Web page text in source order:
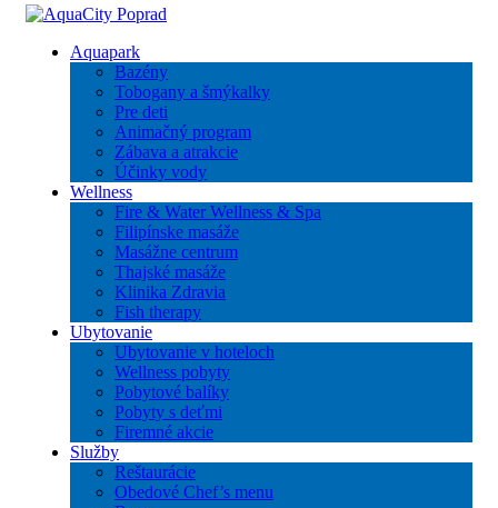
Aquapark
Bazény
Tobogany a šmýkalky
Pre deti
Animačný program
Zábava a atrakcie
Účinky vody
Wellness
Fire & Water Wellness & Spa
Filipínske masáže
Masážne centrum
Thajské masáže
Klinika Zdravia
Fish therapy
Ubytovanie
Ubytovanie v hoteloch
Wellness pobyty
Pobytové balíky
Pobyty s deťmi
Firemné akcie
Služby
Reštaurácie
Obedové Chef’s menu